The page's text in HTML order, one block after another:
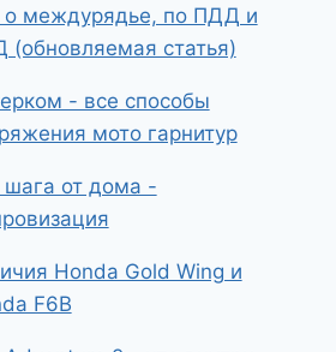
о междурядье, по ПДД и
(обновляемая статья)
- все способы
мото гарнитур
шага от дома -
Honda Gold Wing и
F6B